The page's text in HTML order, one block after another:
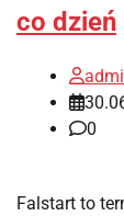
co dzień
0
Falstart to